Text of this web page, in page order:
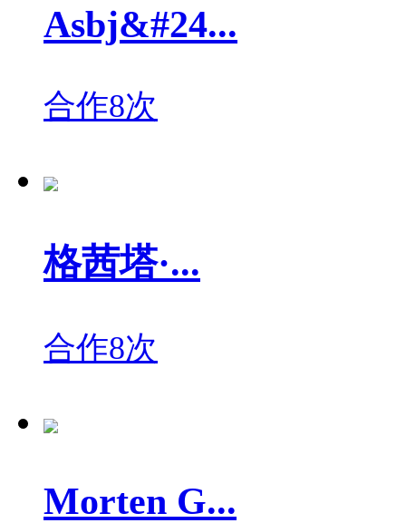
Asbj&#24...
合作8次
格茜塔·...
合作8次
Morten G...